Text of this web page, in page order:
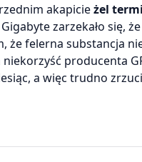
akapicieżel
Gigabyte zarzekało się,
że felerna substancja
producenta
a więc trudno